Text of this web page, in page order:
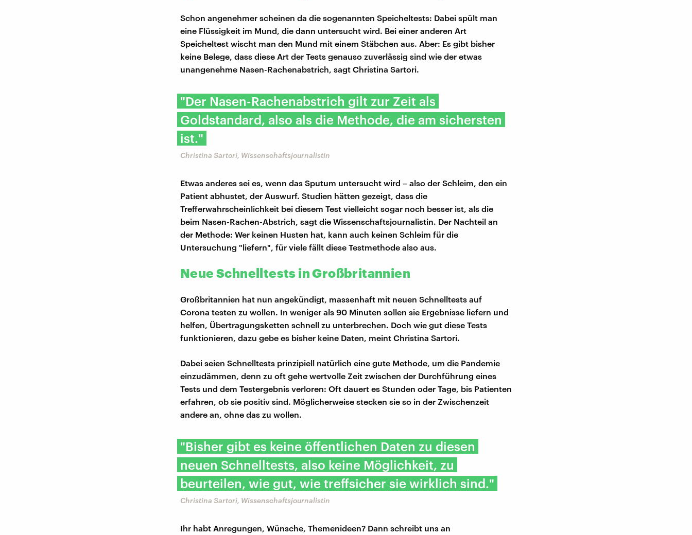
Schon angenehmer scheinen da die sogenannten Speicheltests: Dabei spült man
eine Flüssigkeit im Mund, die dann untersucht wird. Bei einer anderen Art
Speicheltest wischt man den Mund mit einem Stäbchen aus. Aber: Es gibt bisher
keine Belege, dass diese Art der Tests genauso zuverlässig sind wie der etwas
unangenehme Nasen-Rachenabstrich, sagt Christina Sartori.
"Der Nasen-Rachenabstrich gilt zur Zeit als
Goldstandard, also als die Methode, die am sichersten
ist."
Christina Sartori, Wissenschaftsjournalistin
Etwas anderes sei es, wenn das Sputum untersucht wird – also der Schleim, den ein
Patient abhustet, der Auswurf. Studien hätten gezeigt, dass die
Trefferwahrscheinlichkeit bei diesem Test vielleicht sogar noch besser ist, als die
beim Nasen-Rachen-Abstrich, sagt die Wissenschaftsjournalistin. Der Nachteil an
der Methode: Wer keinen Husten hat, kann auch keinen Schleim für die
Untersuchung "liefern", für viele fällt diese Testmethode also aus.
Neue Schnelltests in Großbritannien
Großbritannien hat nun angekündigt, massenhaft mit neuen Schnelltests auf
Corona testen zu wollen. In weniger als 90 Minuten sollen sie Ergebnisse liefern und
helfen, Übertragungsketten schnell zu unterbrechen. Doch wie gut diese Tests
funktionieren, dazu gebe es bisher keine Daten, meint Christina Sartori.
Dabei seien Schnelltests prinzipiell natürlich eine gute Methode, um die Pandemie
einzudämmen, denn zu oft gehe wertvolle Zeit zwischen der Durchführung eines
Tests und dem Testergebnis verloren: Oft dauert es Stunden oder Tage, bis Patienten
erfahren, ob sie positiv sind. Möglicherweise stecken sie so in der Zwischenzeit
andere an, ohne das zu wollen.
"Bisher gibt es keine öffentlichen Daten zu diesen
neuen Schnelltests, also keine Möglichkeit, zu
beurteilen, wie gut, wie treffsicher sie wirklich sind."
Christina Sartori, Wissenschaftsjournalistin
Ihr habt Anregungen, Wünsche, Themenideen? Dann schreibt uns an